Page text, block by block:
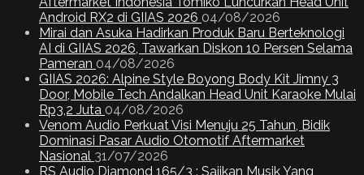
Android RX2 di GIIAS 2026 04/08/2026
Mirai dan Asuka Hadirkan Produk Baru Berteknologi
AI di GIIAS 2026, Tawarkan Diskon 10 Persen Selama
Pameran 04/08/2026
GIIAS 2026: Alpine Style Boyong Body Kit Jimny 3
Door, Mobile Tech Andalkan Head Unit Karaoke Mulai
Rp3,2 Juta 04/08/2026
Venom Audio Perkuat Visi Menuju 25 Tahun, Bidik
Dominasi Pasar Audio Otomotif Aftermarket
Nasional 31/07/2026
RS Audio Diamond 165/3 : Sajikan Musik Yang